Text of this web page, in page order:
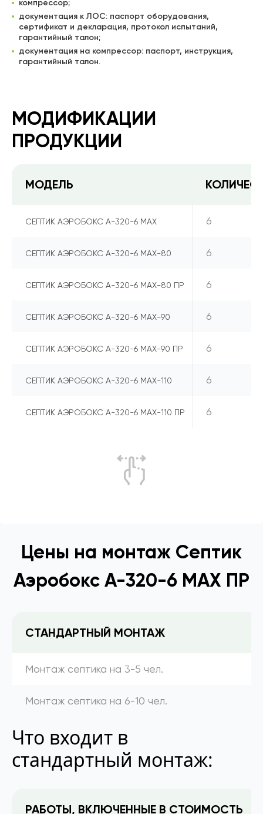
компрессор;
документация к ЛОС: паспорт оборудования,
сертификат и декларация, протокол испытаний,
гарантийный талон;
документация на компрессор: паспорт, инструкция,
гарантийный талон.
МОДИФИКАЦИИ
ПРОДУКЦИИ
МОДЕЛЬ
СЕПТИК АЭРОБОКС А-320-6 MAX 6
СЕПТИК АЭРОБОКС А-320-6 MAX-80 6
СЕПТИК АЭРОБОКС А-320-6 MAX-80 ПР 6
СЕПТИК АЭРОБОКС А-320-6 MAX-90 6
СЕПТИК АЭРОБОКС А-320-6 MAX-90 ПР 6
СЕПТИК АЭРОБОКС А-320-6 MAX-110 6
СЕПТИК АЭРОБОКС А-320-6 MAX-110 ПР 6
Цены на монтаж Септик
Аэробокс А-320-6 MAX ПР
СТАНДАРТНЫЙ МОНТАЖ
Монтаж септика на 3-5 чел.
Монтаж септика на 6-10 чел.
Что входит в
стандартный монтаж:
РАБОТЫ, ВКЛЮЧЕННЫЕ В СТОИМОСТЬ